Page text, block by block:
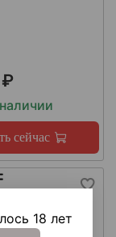
сейчас
18 лет